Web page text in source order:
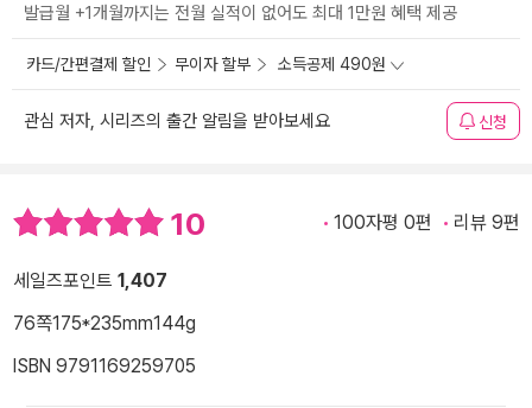
발급월 +1개월까지는 전월 실적이 없어도 최대 1만원 혜택 제공
카드/간편결제 할인 무이자 할부 소득공제 490원
관심 저자, 시리즈의 출간 알림을 받아보세요 신청
10 100자평 0편 리뷰 9편
세일즈포인트 1,407
76쪽175*235mm144g
ISBN 9791169259705